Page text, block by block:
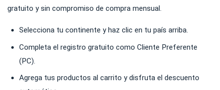
gratuito y sin compromiso de compra mensual.
Selecciona tu continente y haz clic en tu país arriba.
Completa el registro gratuito como Cliente Preferente
(PC).
Agrega tus productos al carrito y disfruta el descuento